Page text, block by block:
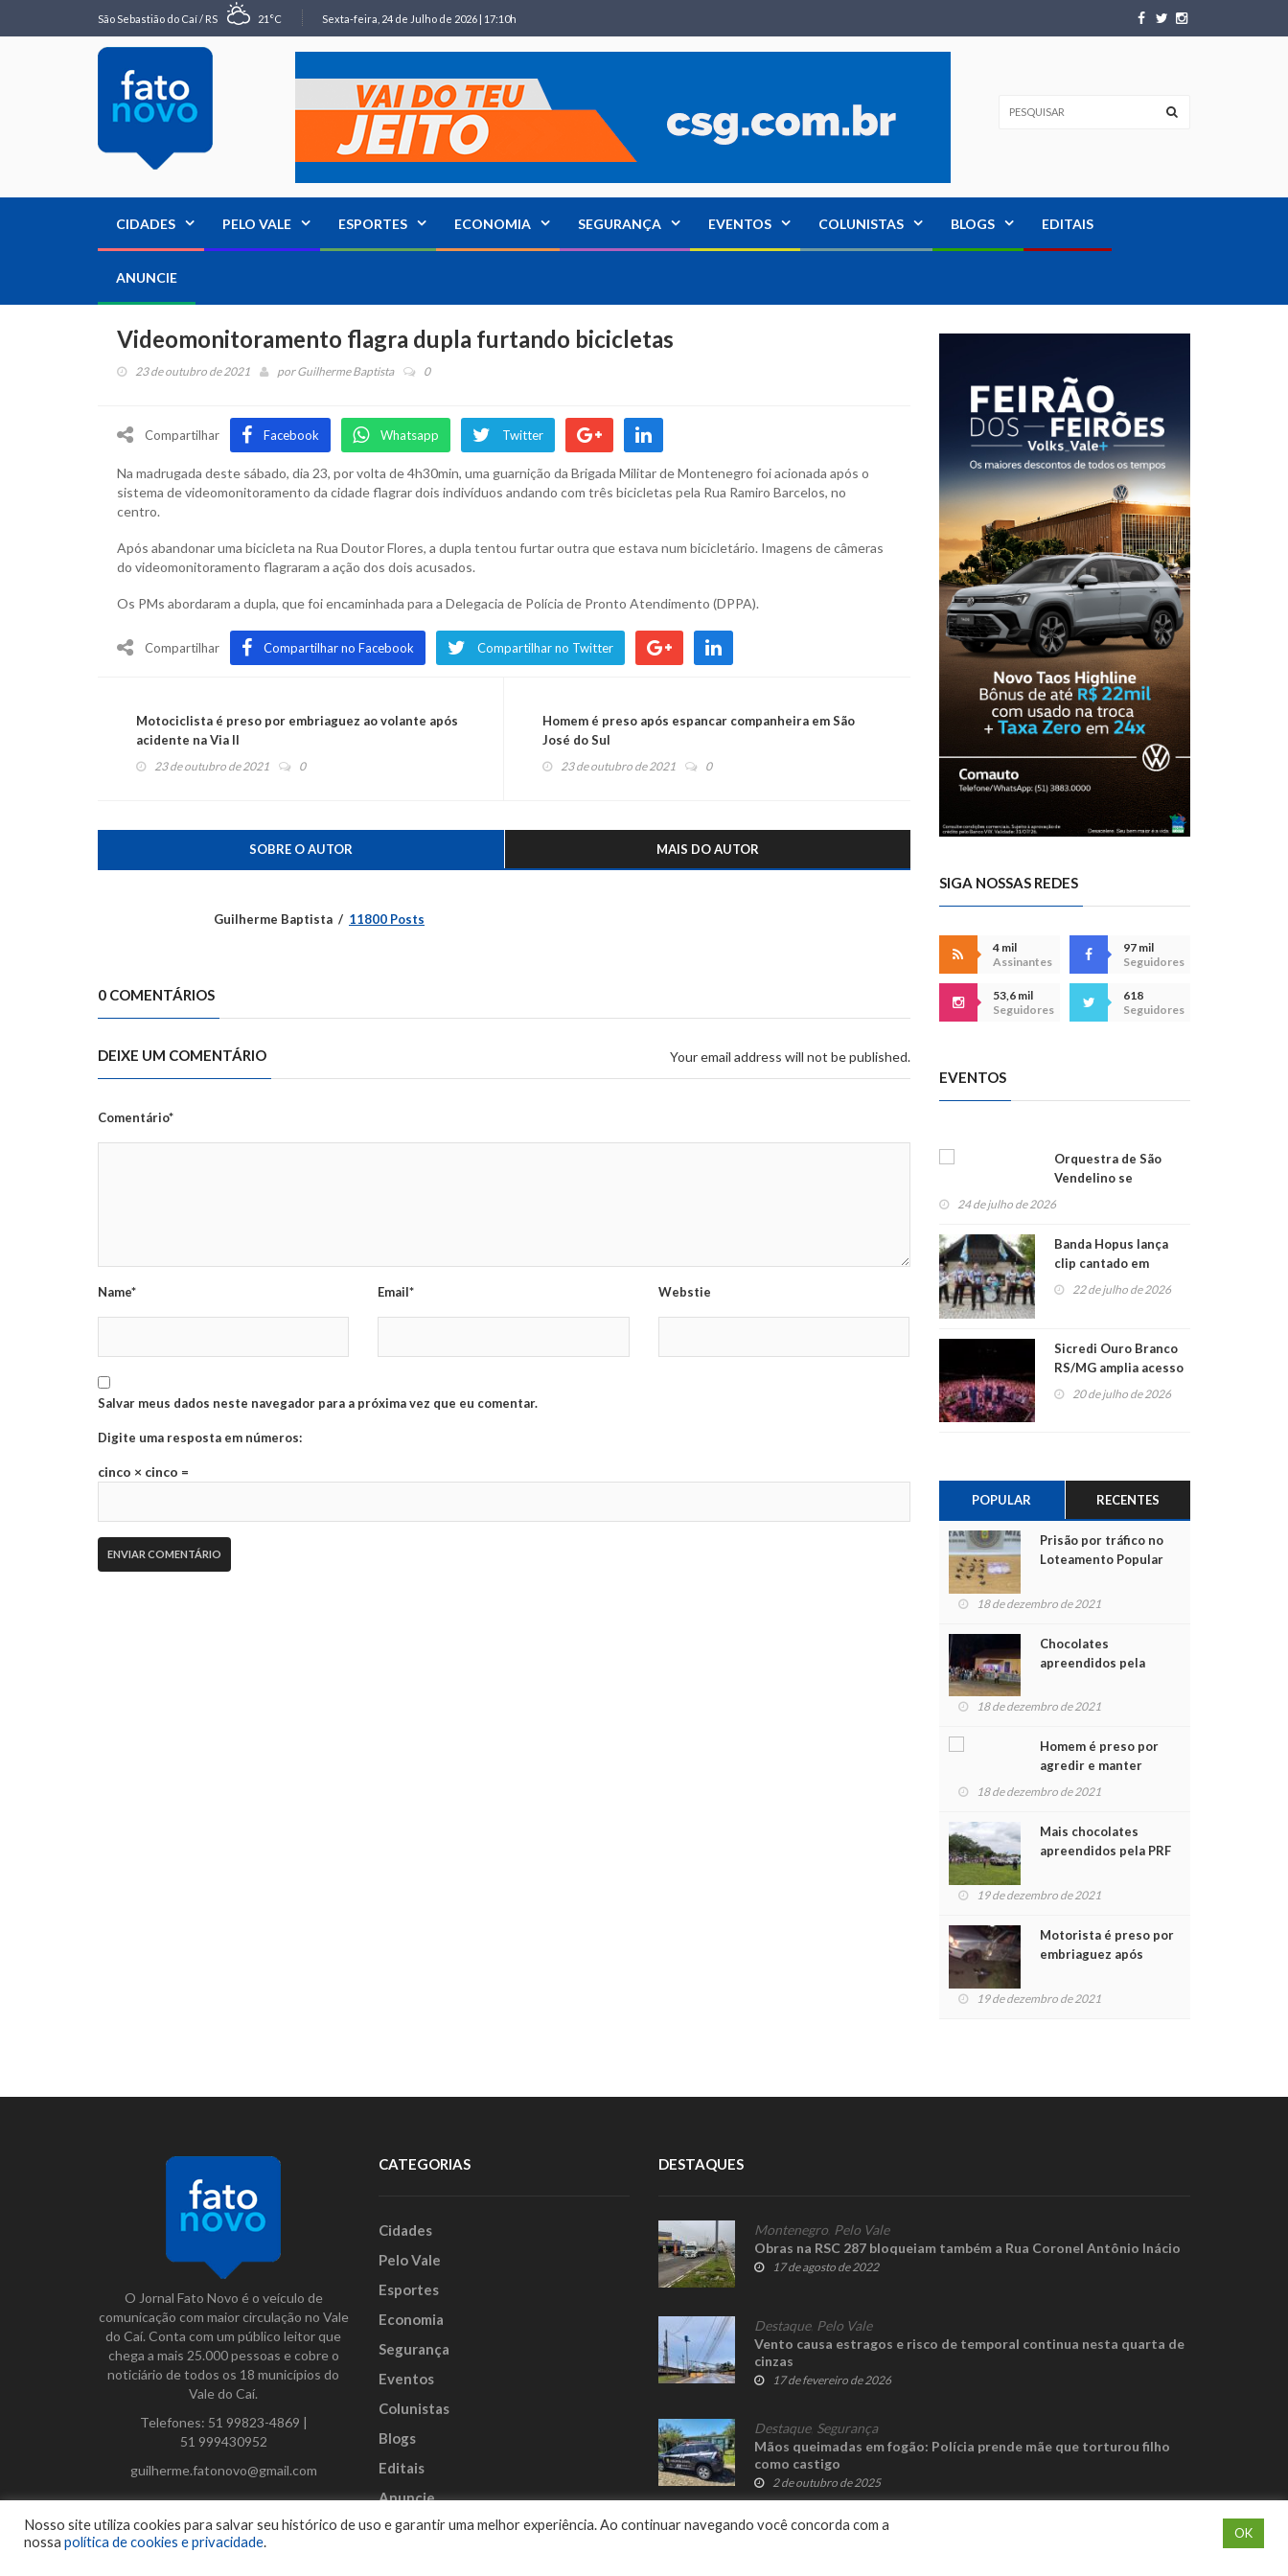
São Sebastião do Caí / RS 21°C Sexta-feira, 24 de Julho de 2026 | 17:10h
CIDADES PELO VALE ESPORTES ECONOMIA SEGURANÇA EVENTOS COLUNISTAS BLOGS EDITAIS
ANUNCIE
Videomonitoramento flagra dupla furtando bicicletas
23 de outubro de 2021 porGuilherme Baptista 0
Compartilhar Facebook Whatsapp Twitter
Na madrugada deste sábado, dia 23, por volta de 4h30min, uma guarnição da Brigada Militar de Montenegro foi acionada após o
sistema de videomonitoramento da cidade flagrar dois indivíduos andando com três bicicletas pela Rua Ramiro Barcelos, no
centro.
Após abandonar uma bicicleta na Rua Doutor Flores, a dupla tentou furtar outra que estava num bicicletário. Imagens de câmeras
do videomonitoramento flagraram a ação dos dois acusados.
Os PMs abordaram a dupla, que foi encaminhada para a Delegacia de Polícia de Pronto Atendimento (DPPA).
Compartilhar Compartilhar no Facebook Compartilhar no Twitter
Motociclista é preso por embriaguez ao volante após
acidente na Via II
23 de outubro de 2021 0
Homem é preso após espancar companheira em São
José do Sul
23 de outubro de 2021 0
SOBRE O AUTOR MAIS DO AUTOR
Guilherme Baptista 11800 Posts
0 COMENTÁRIOS
DEIXE UM COMENTÁRIO Your email address will not be published.
Comentário*
Name* Email* Webstie
Salvar meus dados neste navegador para a próxima vez que eu comentar.
Digite uma resposta em números:
cinco × cinco =
SIGA NOSSAS REDES
4 mil
Assinantes
97 mil
Seguidores
53,6 mil
Seguidores
618
Seguidores
EVENTOS
Orquestra de São
Vendelino se
apresenta na
24 de julho de 2026
Banda Hopus lança
clip cantado em
alemão e inglês
22 de julho de 2026
Sicredi Ouro Branco
RS/MG amplia acesso
ao show dos 45 anos
para mais associados
20 de julho de 2026
POPULAR RECENTES
Prisão por tráfico no
Loteamento Popular
18 de dezembro de 2021
Chocolates
apreendidos pela
para crianças na
18 de dezembro de 2021
Homem é preso por
agredir e manter
mulher em cárcere
18 de dezembro de 2021
Mais chocolates
apreendidos pela PRF
crianças no Natal
19 de dezembro de 2021
Motorista é preso por
embriaguez após
feridos
19 de dezembro de 2021
O Jornal Fato Novo é o veículo de
comunicação com maior circulação no Vale
do Caí. Conta com um público leitor que
chega a mais 25.000 pessoas e cobre o
noticiário de todos os 18 municípios do
Vale do Caí.
Telefones: 51 99823-4869 |
51 999430952
guilherme.fatonovo@gmail.com
Facebook
Instagram
Twitter
CATEGORIAS
Cidades
Pelo Vale
Esportes
Economia
Segurança
Eventos
Colunistas
Blogs
Editais
Anuncie
DESTAQUES
Montenegro Pelo Vale
Obras na RSC 287 bloqueiam também a Rua Coronel Antônio Inácio
17 de agosto de 2022
Destaque, Pelo Vale
Vento causa estragos e risco de temporal continua nesta quarta de
cinzas
17 de fevereiro de 2026
Destaque, Segurança
Mãos queimadas em fogão: Polícia prende mãe que torturou filho
como castigo
2 de outubro de 2025
Nosso site utiliza cookies para salvar seu histórico de uso e garantir uma melhor experiência. Ao continuar navegando você concorda com a
nossa política de cookies e privacidade.
OK